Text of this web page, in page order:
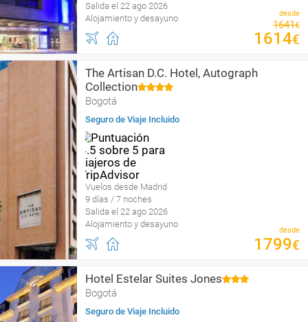
Salida el 22 ago 2026
Alojamiento y desayuno
desde
1641€
1614€
The Artisan D.C. Hotel, Autograph
Collection
Bogotá
Seguro de Viaje Incluido
Vuelos desde Madrid
9 días / 7 noches
Salida el 22 ago 2026
Alojamiento y desayuno
desde
1799€
Hotel Estelar Suites Jones
Bogotá
Seguro de Viaje Incluido